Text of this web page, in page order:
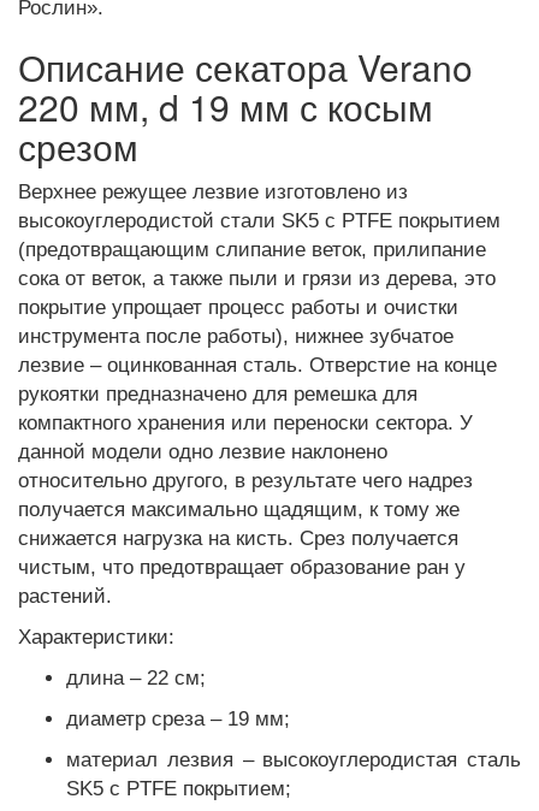
Рослин».
Описание секатора Verano
220 мм, d 19 мм с косым
срезом
Верхнее режущее лезвие изготовлено из
высокоуглеродистой стали SK5 с PTFE покрытием
(предотвращающим слипание веток, прилипание
сока от веток, а также пыли и грязи из дерева, это
покрытие упрощает процесс работы и очистки
инструмента после работы), нижнее зубчатое
лезвие – оцинкованная сталь. Отверстие на конце
рукоятки предназначено для ремешка для
компактного хранения или переноски сектора. У
данной модели одно лезвие наклонено
относительно другого, в результате чего надрез
получается максимально щадящим, к тому же
снижается нагрузка на кисть. Срез получается
чистым, что предотвращает образование ран у
растений.
Характеристики:
длина – 22 см;
диаметр среза – 19 мм;
материал лезвия – высокоуглеродистая сталь
SK5 с PTFE покрытием;